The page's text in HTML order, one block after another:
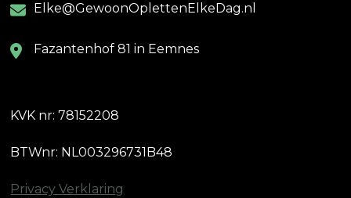
Elke@GewoonOplettenElkeDag.nl
Fazantenhof 81 in Eemnes
KVK nr: 78152208
BTWnr: NL003296731B48
Privacy Verklaring